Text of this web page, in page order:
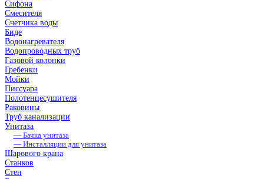
Cифона
Cмесителя
Cчетчика воды
Биде
Водонагревателя
Водопроводных труб
Газовой колонки
Гребенки
Мойки
Писсуара
Полотенцесушителя
Раковины
Труб канализации
Унитаза
— Бачка унитаза
— Инсталляции для унитаза
Шарового крана
Станков
Стен